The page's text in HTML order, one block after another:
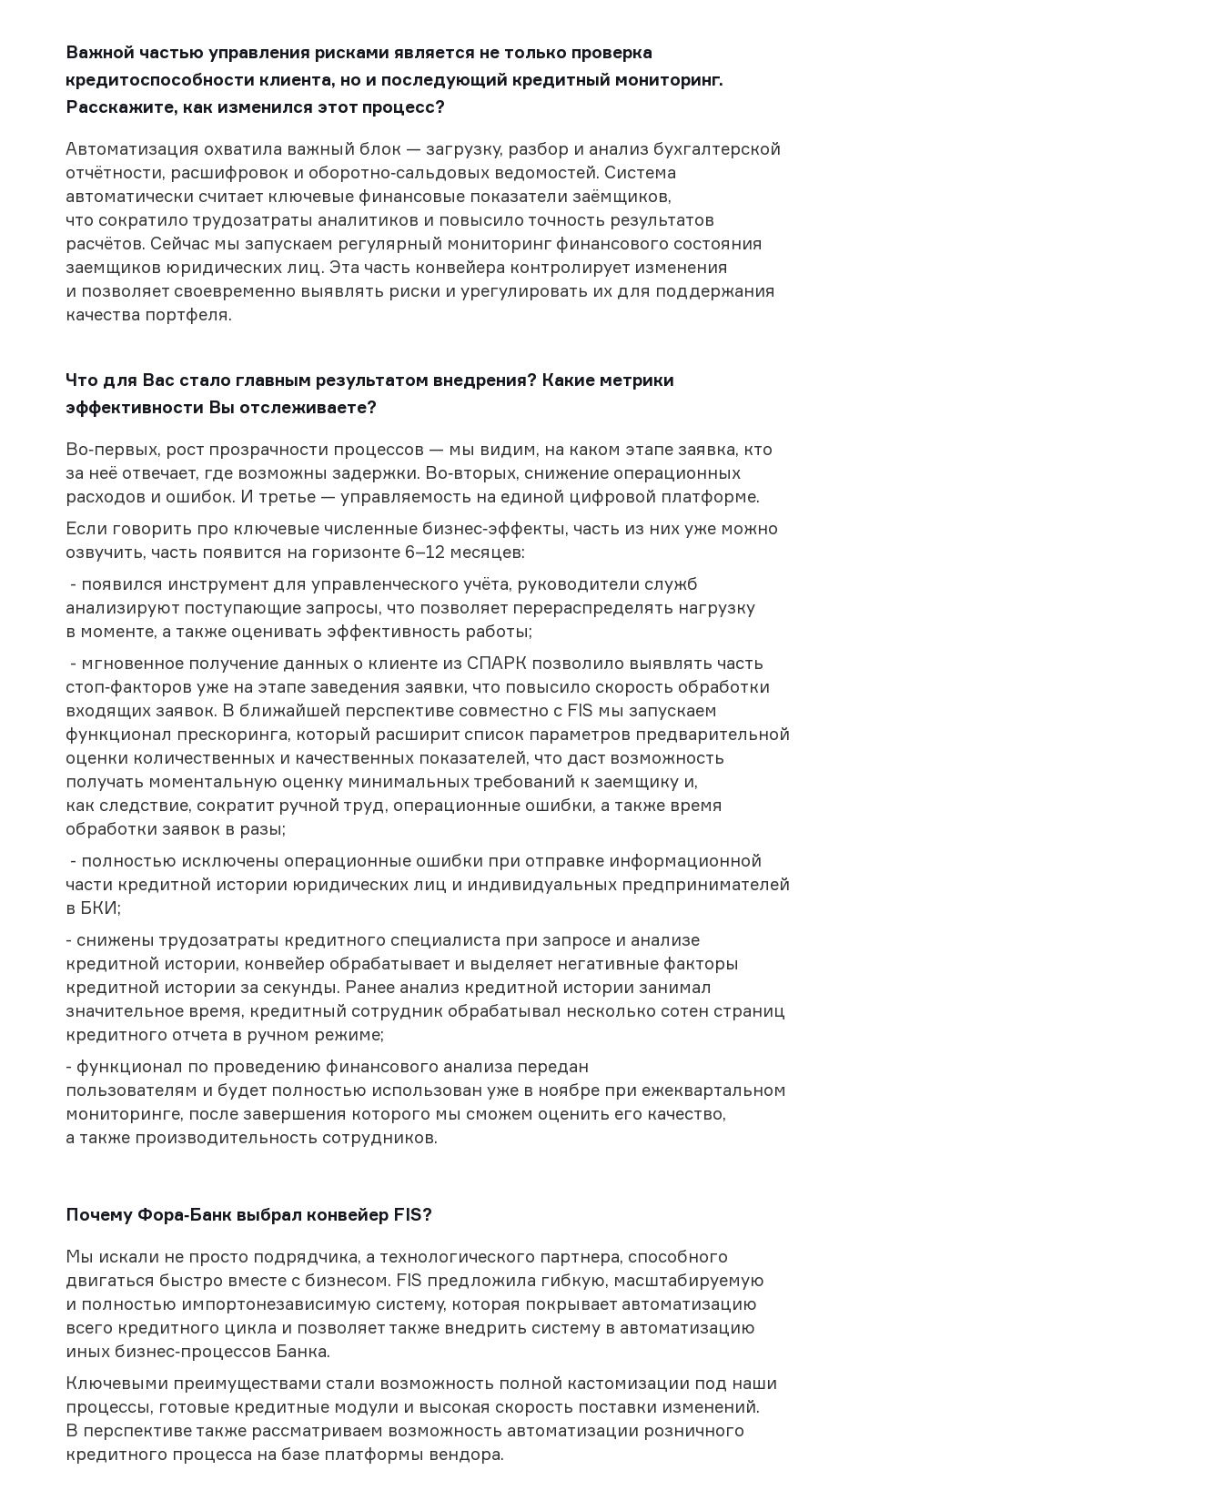
Важной частью управления рисками является не только проверка
кредитоспособности клиента, но и последующий кредитный мониторинг.
Расскажите, как изменился этот процесс?
Автоматизация охватила важный блок — загрузку, разбор и анализ бухгалтерской
отчётности, расшифровок и оборотно‑сальдовых ведомостей. Система
автоматически считает ключевые финансовые показатели заёмщиков,
что сократило трудозатраты аналитиков и повысило точность результатов
расчётов. Сейчас мы запускаем регулярный мониторинг финансового состояния
заемщиков юридических лиц. Эта часть конвейера контролирует изменения
и позволяет своевременно выявлять риски и урегулировать их для поддержания
качества портфеля.
Что для Вас стало главным результатом внедрения? Какие метрики
эффективности Вы отслеживаете?
Во‑первых, рост прозрачности процессов — мы видим, на каком этапе заявка, кто
за неё отвечает, где возможны задержки. Во‑вторых, снижение операционных
расходов и ошибок. И третье — управляемость на единой цифровой платформе.
Если говорить про ключевые численные бизнес‑эффекты, часть из них уже можно
озвучить, часть появится на горизонте 6–12 месяцев:
- появился инструмент для управленческого учёта, руководители служб
анализируют поступающие запросы, что позволяет перераспределять нагрузку
в моменте, а также оценивать эффективность работы;
- мгновенное получение данных о клиенте из СПАРК позволило выявлять часть
стоп‑факторов уже на этапе заведения заявки, что повысило скорость обработки
входящих заявок. В ближайшей перспективе совместно с FIS мы запускаем
функционал прескоринга, который расширит список параметров предварительной
оценки количественных и качественных показателей, что даст возможность
получать моментальную оценку минимальных требований к заемщику и,
как следствие, сократит ручной труд, операционные ошибки, а также время
обработки заявок в разы;
- полностью исключены операционные ошибки при отправке информационной
части кредитной истории юридических лиц и индивидуальных предпринимателей
в БКИ;
- снижены трудозатраты кредитного специалиста при запросе и анализе
кредитной истории, конвейер обрабатывает и выделяет негативные факторы
кредитной истории за секунды. Ранее анализ кредитной истории занимал
значительное время, кредитный сотрудник обрабатывал несколько сотен страниц
кредитного отчета в ручном режиме;
- функционал по проведению финансового анализа передан
пользователям и будет полностью использован уже в ноябре при ежеквартальном
мониторинге, после завершения которого мы сможем оценить его качество,
а также производительность сотрудников.
Почему Фора‑Банк выбрал конвейер FIS?
Мы искали не просто подрядчика, а технологического партнера, способного
двигаться быстро вместе с бизнесом. FIS предложила гибкую, масштабируемую
и полностью импортонезависимую систему, которая покрывает автоматизацию
всего кредитного цикла и позволяет также внедрить систему в автоматизацию
иных бизнес‑процессов Банка.
Ключевыми преимуществами стали возможность полной кастомизации под наши
процессы, готовые кредитные модули и высокая скорость поставки изменений.
В перспективе также рассматриваем возможность автоматизации розничного
кредитного процесса на базе платформы вендора.